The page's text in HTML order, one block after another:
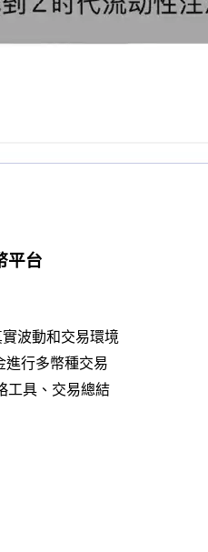
平台
實波動和交易環境
行多幣種交易
工具、交易總結